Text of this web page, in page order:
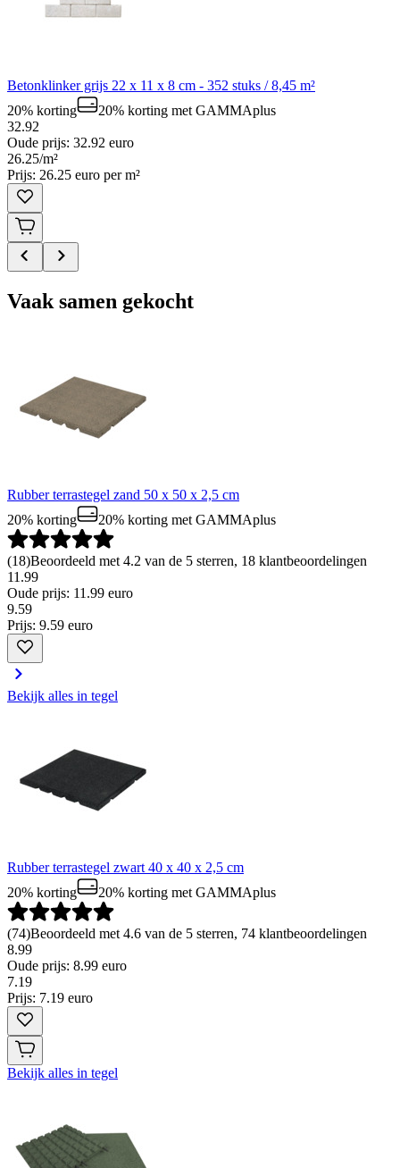
Betonklinker grijs 22 x 11 x 8 cm - 352 stuks / 8,45 m²
20% korting
20% korting met GAMMAplus
32.92
Oude prijs: 32.92 euro
26.25/m²
Prijs: 26.25 euro per m²
Vaak samen gekocht
Rubber terrastegel zand 50 x 50 x 2,5 cm
20% korting
20% korting met GAMMAplus
(18)Beoordeeld met 4.2 van de 5 sterren, 18 klantbeoordelingen
11.99
Oude prijs: 11.99 euro
9.59
Prijs: 9.59 euro
Bekijk alles in tegel
Rubber terrastegel zwart 40 x 40 x 2,5 cm
20% korting
20% korting met GAMMAplus
(74)Beoordeeld met 4.6 van de 5 sterren, 74 klantbeoordelingen
8.99
Oude prijs: 8.99 euro
7.19
Prijs: 7.19 euro
Bekijk alles in tegel